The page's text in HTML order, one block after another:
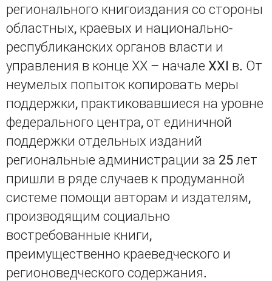
регионального книгоиздания со стороны
областных, краевых и национально-
республиканских органов власти и
управления в конце ХХ – начале XXI в. От
неумелых попыток копировать меры
поддержки, практиковавшиеся на уровне
федерального центра, от единичной
поддержки отдельных изданий
региональные администрации за 25 лет
пришли в ряде случаев к продуманной
системе помощи авторам и издателям,
производящим социально
востребованные книги,
преимущественно краеведческого и
регионоведческого содержания.